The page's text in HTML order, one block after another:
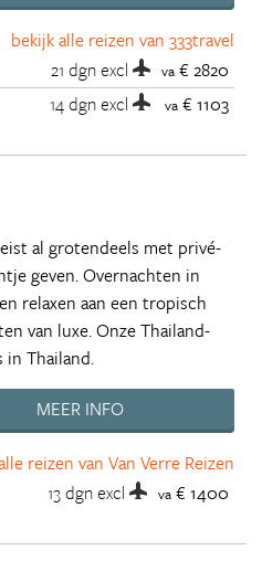
bekijk alle reizen van 333travel
21 dgnexcl va € 2820
14 dgnexcl va € 1103
al grotendeels met privé-
geven. Overnachten in
relaxen aan een tropisch
van luxe. Onze Thailand-
Thailand.
MEER INFO
reizen van Van Verre Reizen
13 dgnexcl va € 1400